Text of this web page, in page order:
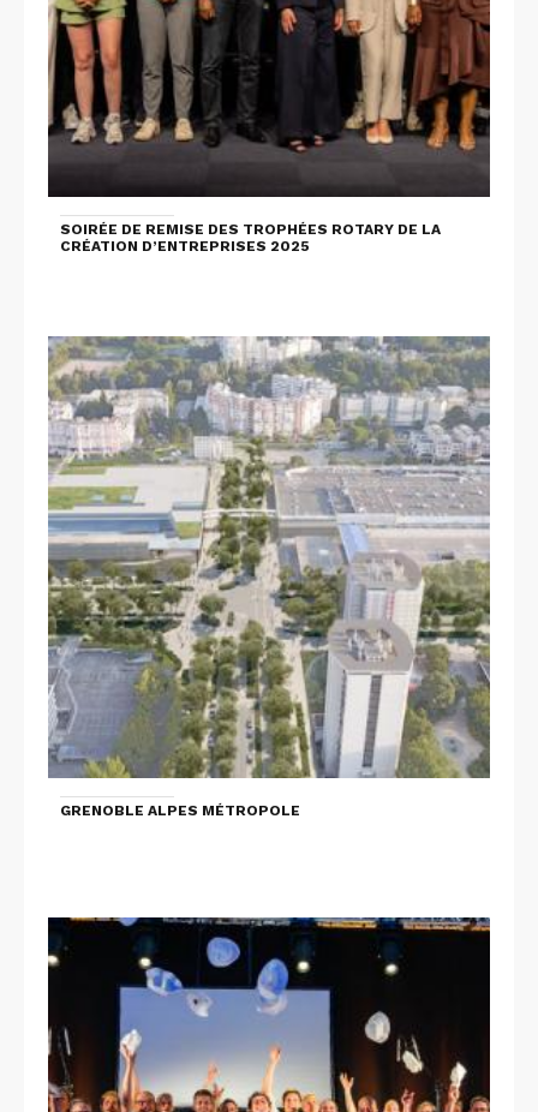
SOIRÉE DE REMISE DES TROPHÉES ROTARY DE LA
CRÉATION D’ENTREPRISES 2025
GRENOBLE ALPES MÉTROPOLE